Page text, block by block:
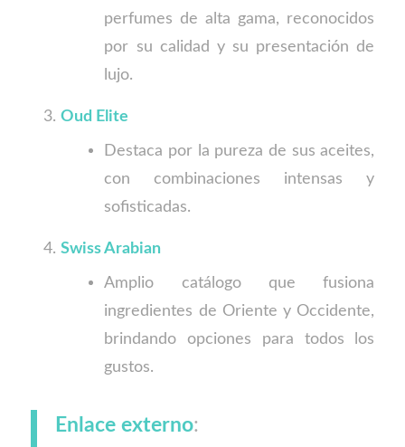
perfumes de alta gama, reconocidos
por su calidad y su presentación de
lujo.
Oud Elite
Destaca por la pureza de sus aceites,
con combinaciones intensas y
sofisticadas.
Swiss Arabian
Amplio catálogo que fusiona
ingredientes de Oriente y Occidente,
brindando opciones para todos los
gustos.
Enlace externo: